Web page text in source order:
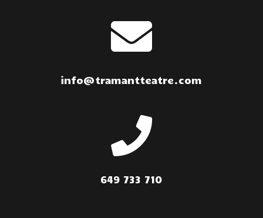

info@tramantteatre.com

649 733 710